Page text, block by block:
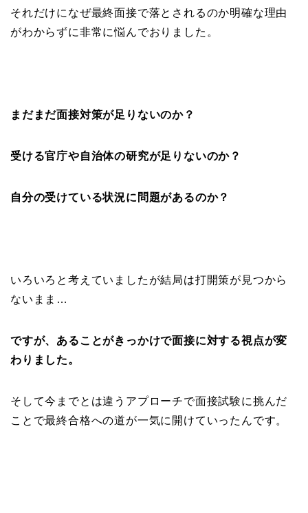
それだけになぜ最終面接で落とされるのか明確な理由
がわからずに非常に悩んでおりました。
まだまだ面接対策が足りないのか？
受ける官庁や自治体の研究が足りないのか？
自分の受けている状況に問題があるのか？
いろいろと考えていましたが結局は打開策が見つから
ないまま…
ですが、あることがきっかけで面接に対する視点が変
わりました。
そして今までとは違うアプローチで面接試験に挑んだ
ことで最終合格への道が一気に開けていったんです。